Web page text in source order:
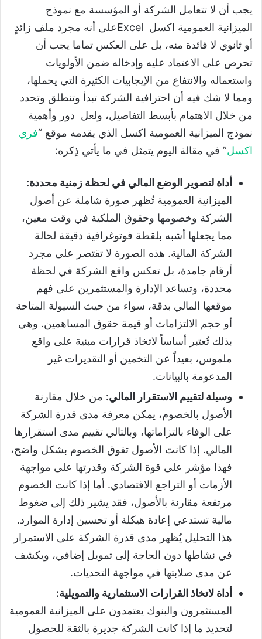
يجب أن لا تتعامل الشركة أو المؤسسة مع نموذج
الميزانية العمومية اكسل Excelعلى أنه مجرد ملف زائدٍ
أو ثانوي لا فائدة منه، بل على العكس تماما يجب أن
تحرص على الاعتماد عليه وإدخاله ضمن الأولويات
واستعماله والانتفاع من الإيجابيات الكثيرة التي يحملها،
ومما لا شك فيه أن احترافية الشركة تبدأ وتنطلق وتحدد
من خلال الاهتمام بأبسط التفاصيل، ولعل دور وأهمية
نموذج الميزانية العمومية اكسل الذي يقدمه موقع “فري
اكسل” في مقالة اليوم يتمثل في ما يأتي ذِكره:
أداة لتصوير الوضع المالي في لحظة زمنية محددة:
الميزانية العمومية تُظهر صورة شاملة عن أصول
الشركة وخصومها وحقوق الملكية في وقت معين،
مما يجعلها أشبه بلقطة فوتوغرافية دقيقة لحالة
الشركة المالية. هذه الصورة لا تقتصر على مجرد
أرقام جامدة، بل تعكس واقع الشركة في لحظة
محددة، وتساعد الإدارة والمستثمرين على فهم
موقعها المالي بدقة، سواء من حيث السيولة المتاحة
أو حجم الالتزامات أو قيمة حقوق المساهمين. وهي
بذلك تُعتبر أساساً لاتخاذ قرارات مبنية على واقع
ملموس، بعيداً عن التخمين أو التقديرات غير
المدعومة بالبيانات.
وسيلة لتقييم الاستقرار المالي: من خلال مقارنة
الأصول بالخصوم، يمكن معرفة مدى قدرة الشركة
على الوفاء بالتزاماتها، وبالتالي تقييم مدى استقرارها
المالي. إذا كانت الأصول تفوق الخصوم بشكل واضح،
فهذا مؤشر على قوة الشركة وقدرتها على مواجهة
الأزمات أو التراجع الاقتصادي. أما إذا كانت الخصوم
مرتفعة مقارنة بالأصول، فقد يشير ذلك إلى ضغوط
مالية تستدعي إعادة هيكلة أو تحسين إدارة الموارد.
هذا التحليل يُظهر مدى قدرة الشركة على الاستمرار
في نشاطها دون الحاجة إلى تمويل إضافي، ويكشف
عن مدى صلابتها في مواجهة التحديات.
أداة لاتخاذ القرارات الاستثمارية والتمويلية:
المستثمرون والبنوك يعتمدون على الميزانية العمومية
لتحديد ما إذا كانت الشركة جديرة بالثقة للحصول